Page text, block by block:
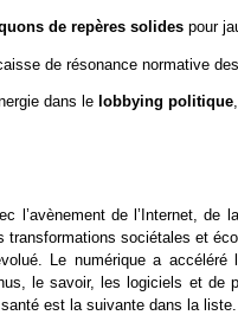
de repères solidespour
de résonance normative
dans le lobbying politique
l’avènement de l’Internet,
sociétales et
Le numérique a accéléré
le savoir, les logiciels et
est la suivante dans la liste.